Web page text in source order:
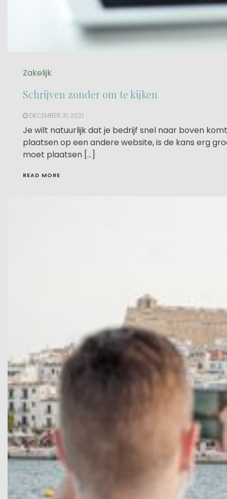
Zakelijk
Schrijven zonder om te kijken
DECEMBER 31, 2021
Je wilt natuurlijk dat je bedrijf snel naar boven
plaatsen op een andere website, is de kans erg
moet plaatsen […]
READ MORE